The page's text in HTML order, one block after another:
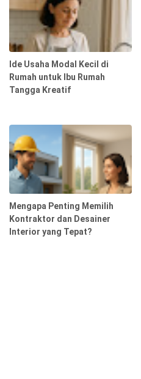
Ide Usaha Modal Kecil di
Rumah untuk Ibu Rumah
Tangga Kreatif
Mengapa Penting Memilih
Kontraktor dan Desainer
Interior yang Tepat?